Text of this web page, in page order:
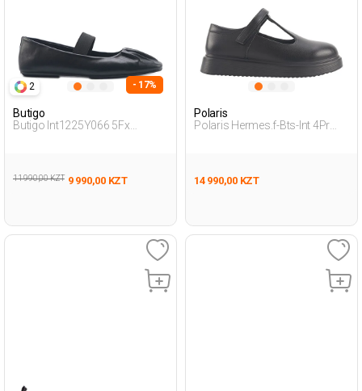
2 - 17%
Butigo
Butigo Int1225Y066 5Fx
11 990,00 KZT 9 990,00 KZT
Polaris
Polaris Hermes.f-Bts-Int 4Pr
14 990,00 KZT